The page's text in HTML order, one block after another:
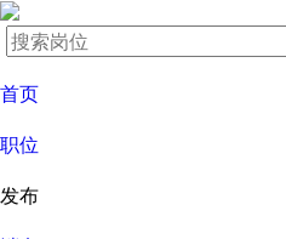
首页
职位
发布